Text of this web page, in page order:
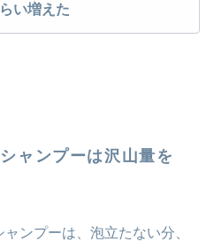
い増えた
ャンプーは沢山量を
ンプーは、泡立たない分、